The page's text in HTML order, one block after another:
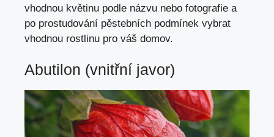
vhodnou květinu podle názvu nebo fotografie a
po prostudování pěstebních podmínek vybrat
vhodnou rostlinu pro váš domov.
Abutilon (vnitřní javor)